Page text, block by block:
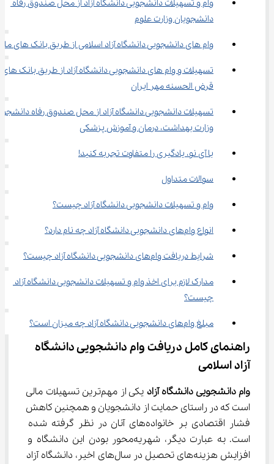
وام و تسهیلات دانشجویی دانشگاه آزاد از محل صندوق رفاه
دانشجویان وزارت علوم
وام های دانشجویی دانشگاه آزاد اسلامی از طریق بانک های
تسهیلات و وام های دانشجویی دانشگاه آزاد از طریق بانک های
قرض الحسنه مهر ایران
تسهیلات دانشجویی دانشگاه آزاد از محل صندوق رفاه
وزارت بهداشت، درمان و آموزش پزشکی
با آی نو، یادگیری را متفاوت تجربه کنید!
سوالات متداول
وام و تسهیلات دانشجویی دانشگاه آزاد چیست؟
انواع وام‌های دانشجویی دانشگاه آزاد چه نام دارد؟
شرایط دریافت وام‌های دانشجویی دانشگاه آزاد چیست؟
مدارک لازم برای اخذ وام و تسهیلات دانشجویی دانشگاه آزاد
چیست؟
مبلغ وام‌های دانشجویی دانشگاه آزاد چه میزان است؟
راهنمای کامل دریافت وام دانشجویی دانشگاه
آزاد اسلامی
وام دانشجویی دانشگاه آزاد
یکی از مهم‌ترین تسهیلات مالی
است که در راستای حمایت از دانشجویان و همچنین کاهش
فشار اقتصادی بر خانواده‌های آنان در نظر گرفته شده
است. به عبارت دیگر، شهریه‌محور بودن این دانشگاه و
افزایش هزینه‌های تحصیل در سال‌های اخیر، دانشگاه آزاد